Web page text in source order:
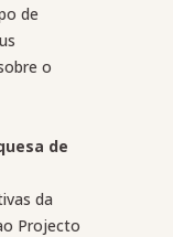
de
o
de
da
Projecto